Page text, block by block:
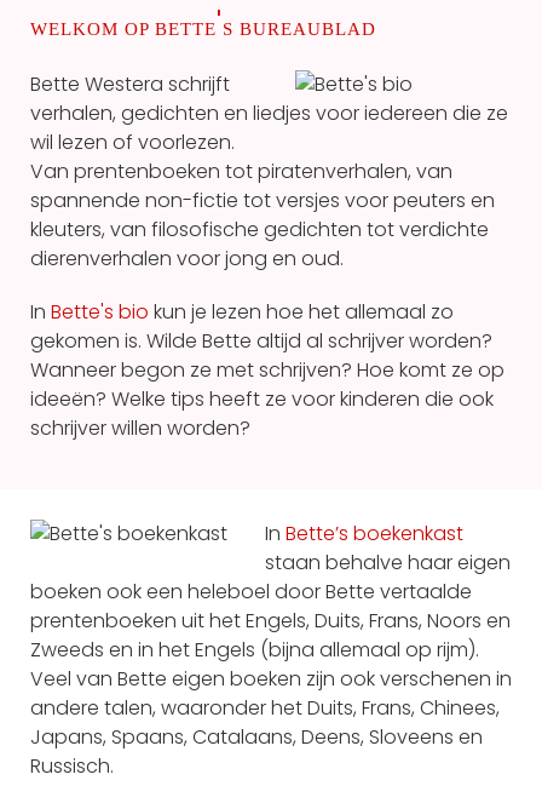
WELKOM OP BETTE'S BUREAUBLAD
Bette Westera schrijft
verhalen, gedichten en liedjes voor iedereen die ze
wil lezen of voorlezen.
Van prentenboeken tot piratenverhalen, van
spannende non-fictie tot versjes voor peuters en
kleuters, van filosofische gedichten tot verdichte
dierenverhalen voor jong en oud.
In Bette's bio kun je lezen hoe het allemaal zo
gekomen is. Wilde Bette altijd al schrijver worden?
Wanneer begon ze met schrijven? Hoe komt ze op
ideeën? Welke tips heeft ze voor kinderen die ook
schrijver willen worden?
InBette’s boekenkast
staan behalve haar eigen
boeken ook een heleboel door Bette vertaalde
prentenboeken uit het Engels, Duits, Frans, Noors en
Zweeds en in het Engels (bijna allemaal op rijm).
Veel van Bette eigen boeken zijn ook verschenen in
andere talen, waaronder het Duits, Frans, Chinees,
Japans, Spaans, Catalaans, Deens, Sloveens en
Russisch.